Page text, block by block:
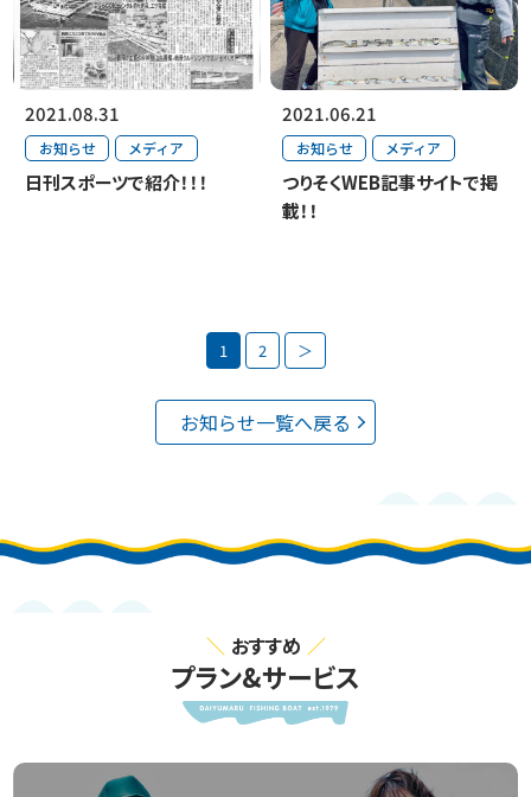
2021.08.31
お知らせ メディア
日刊スポーツで紹介！！！
2021.06.21
お知らせ メディア
つりそくWEB記事サイトで掲
載！！
1 2 ＞
お知らせ一覧へ戻る
おすすめ
プラン&サービス